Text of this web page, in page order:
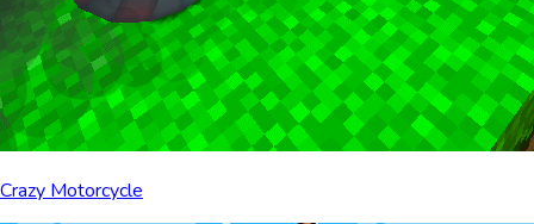
Crazy Motorcycle